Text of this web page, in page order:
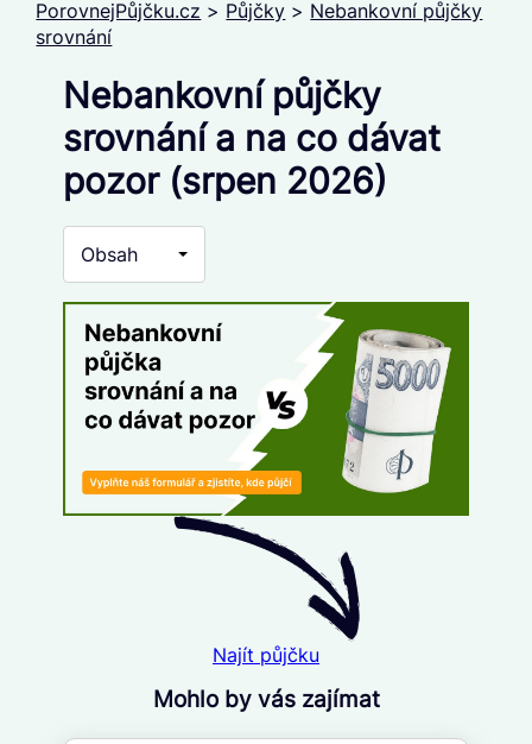
PorovnejPůjčku.cz > Půjčky > Nebankovní půjčky
srovnání
Nebankovní půjčky
srovnání a na co dávat
pozor (srpen 2026)
Obsah
Najít půjčku
Mohlo by vás zajímat